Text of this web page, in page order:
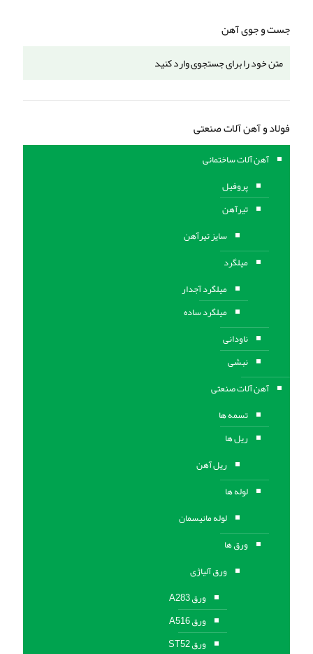
جست و جوی آهن
فولاد و آهن آلات صنعتی
آهن آلات ساختمانی
پروفیل
تیرآهن
سایز تیرآهن
میلگرد
میلگرد آجدار
میلگرد ساده
ناودانی
نبشی
آهن آلات صنعتی
تسمه ها
ریل ها
ریل آهن
لوله ها
لوله مانیسمان
ورق ها
ورق آلیاژی
ورق A283
ورق A516
ورق ST52